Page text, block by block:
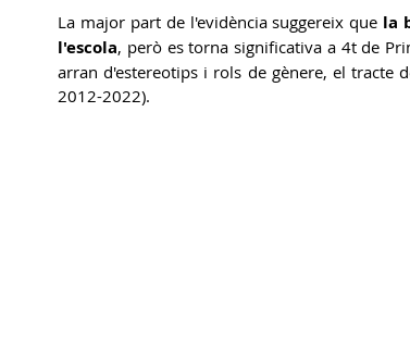
La major part de l'evidència suggereix que la
l'escola, però es torna significativa a 4t de
arran d'estereotips i rols de gènere, el tracte
2012-2022).